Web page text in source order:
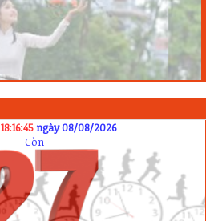
18:16:45ngày 08/08/2026
Còn